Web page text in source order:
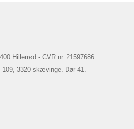
Hillerrød - CVR nr. 21597686
3320 skævinge. Dør 41.